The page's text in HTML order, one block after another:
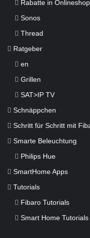
Rabatte in
Sonos
Thread
Ratgeber
en
Grillen
SAT>IP TV
Schnäppchen
Schritt für Schritt mit
Smarte Beleuchtung
Philips Hue
SmartHome Apps
Tutorials
Fibaro Tutorials
Smart Home Tutorials